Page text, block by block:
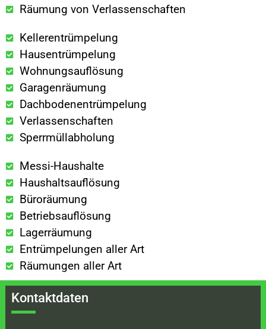
Räumung von Verlassenschaften
Kellerentrümpelung
Hausentrümpelung
Wohnungsauflösung
Garagenräumung
Dachbodenentrümpelung
Verlassenschaften
Sperrmüllabholung
Messi-Haushalte
Haushaltsauflösung
Büroräumung
Betriebsauflösung
Lagerräumung
Entrümpelungen aller Art
Räumungen aller Art
Kontaktdaten